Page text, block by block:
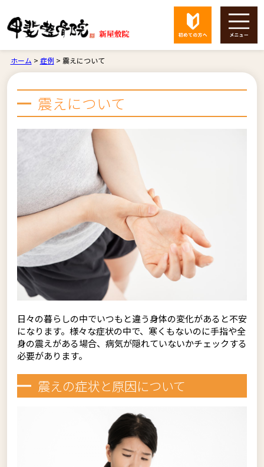
ホーム > 症例 > 震えについて
震えについて
日々の暮らしの中でいつもと違う身体の変化があると不安
になります。様々な症状の中で、寒くもないのに手指や全
身の震えがある場合、病気が隠れていないかチェックする
必要があります。
震えの症状と原因について